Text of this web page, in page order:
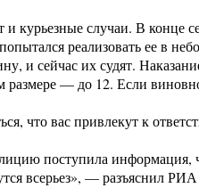
курьезные случаи. В конце
реализовать ее в
и сейчас их судят.
размере — до 12. Если
что вас привлекут к
поступила информация,
всерьез», — разъяснил